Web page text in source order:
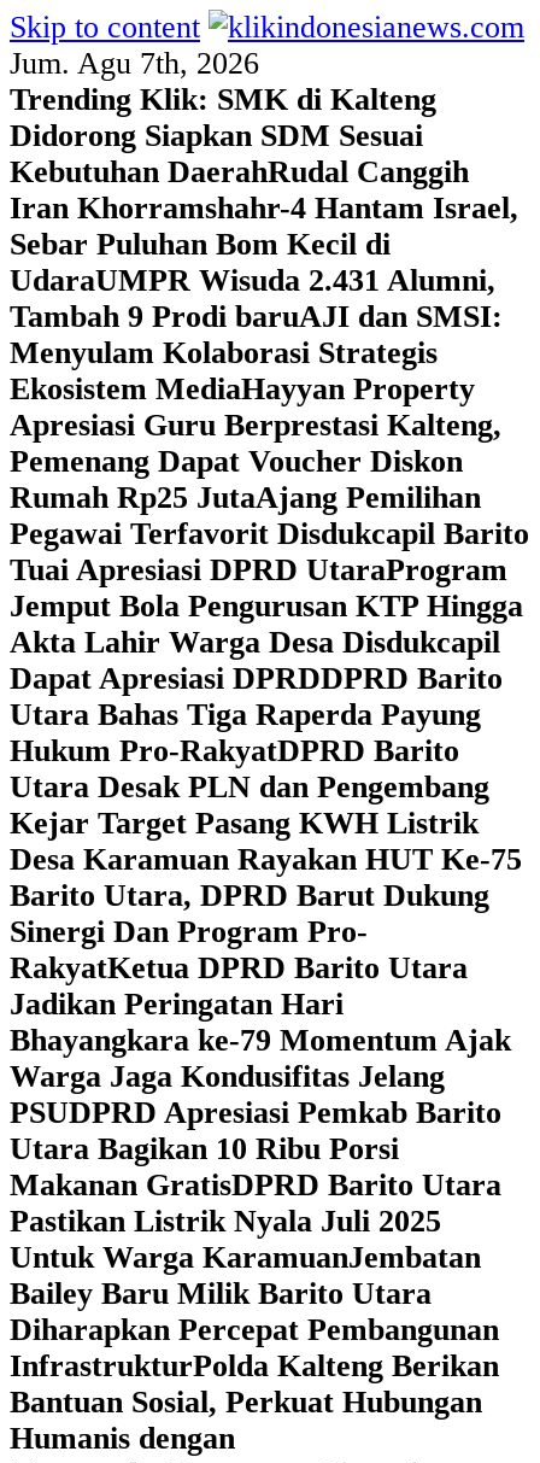
Skip to content
Jum. Agu 7th, 2026
Trending Klik: SMK di Kalteng
Didorong Siapkan SDM Sesuai
Kebutuhan DaerahRudal Canggih
Iran Khorramshahr-4 Hantam Israel,
Sebar Puluhan Bom Kecil di
UdaraUMPR Wisuda 2.431 Alumni,
Tambah 9 Prodi baruAJI dan SMSI:
Menyulam Kolaborasi Strategis
Ekosistem MediaHayyan Property
Apresiasi Guru Berprestasi Kalteng,
Pemenang Dapat Voucher Diskon
Rumah Rp25 JutaAjang Pemilihan
Pegawai Terfavorit Disdukcapil Barito
Tuai Apresiasi DPRD UtaraProgram
Jemput Bola Pengurusan KTP Hingga
Akta Lahir Warga Desa Disdukcapil
Dapat Apresiasi DPRDDPRD Barito
Utara Bahas Tiga Raperda Payung
Hukum Pro-RakyatDPRD Barito
Utara Desak PLN dan Pengembang
Kejar Target Pasang KWH Listrik
Desa Karamuan Rayakan HUT Ke-75
Barito Utara, DPRD Barut Dukung
Sinergi Dan Program Pro-
RakyatKetua DPRD Barito Utara
Jadikan Peringatan Hari
Bhayangkara ke-79 Momentum Ajak
Warga Jaga Kondusifitas Jelang
PSUDPRD Apresiasi Pemkab Barito
Utara Bagikan 10 Ribu Porsi
Makanan GratisDPRD Barito Utara
Pastikan Listrik Nyala Juli 2025
Untuk Warga KaramuanJembatan
Bailey Baru Milik Barito Utara
Diharapkan Percepat Pembangunan
InfrastrukturPolda Kalteng Berikan
Bantuan Sosial, Perkuat Hubungan
Humanis dengan